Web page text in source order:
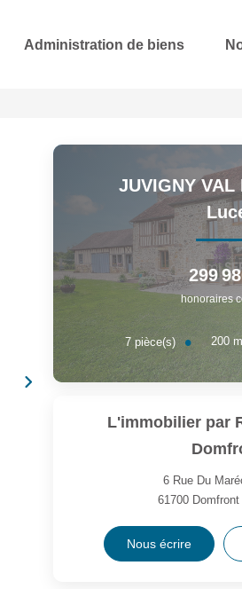
Administration de biens
JUVIGNY VAL
299
honoraires
7 pièce(s) 200
L'immobilier par
6 Rue Du
61700
Nous écrire